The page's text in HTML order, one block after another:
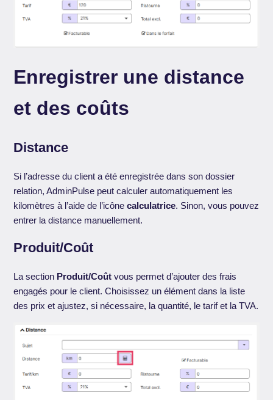
Enregistrer une distance
et des coûts
Distance
Si l’adresse du client a été enregistrée dans son dossier
relation, AdminPulse peut calculer automatiquement les
kilomètres à l’aide de l’icônecalculatrice. Sinon, vous pouvez
entrer la distance manuellement.
Produit/Coût
La section Produit/Coût vous permet d’ajouter des frais
engagés pour le client. Choisissez un élément dans la liste
des prix et ajustez, si nécessaire, la quantité, le tarif et la TVA.